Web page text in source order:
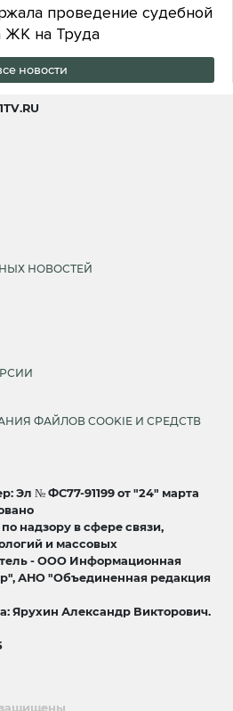
проведение судебной
ЖК на Труда
новости
НОВОСТЕЙ
ФАЙЛОВ COOKIE И СРЕДСТВ
Эл № ФС77-91199 от "24" марта
надзору в сфере связи,
и массовых
- ООО Информационная
АНО "Объединенная редакция
Ярухин Александр Викторович.
защищены